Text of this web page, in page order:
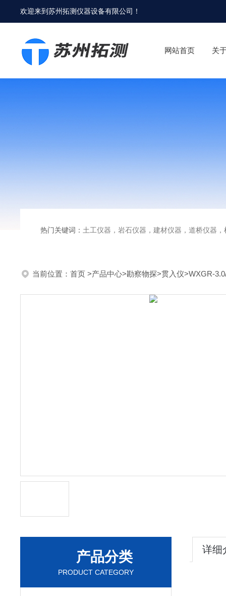
欢迎来到苏州拓测仪器设备有限公司 ！
网站首页 关
热门关键词： 土工仪器，岩石仪器，建材仪器，道桥仪器，检测
当前位置： 首页 >产品中心>勘察物探>贯入仪>WXGR-
产品分类
PRODUCT CATEGORY
详细